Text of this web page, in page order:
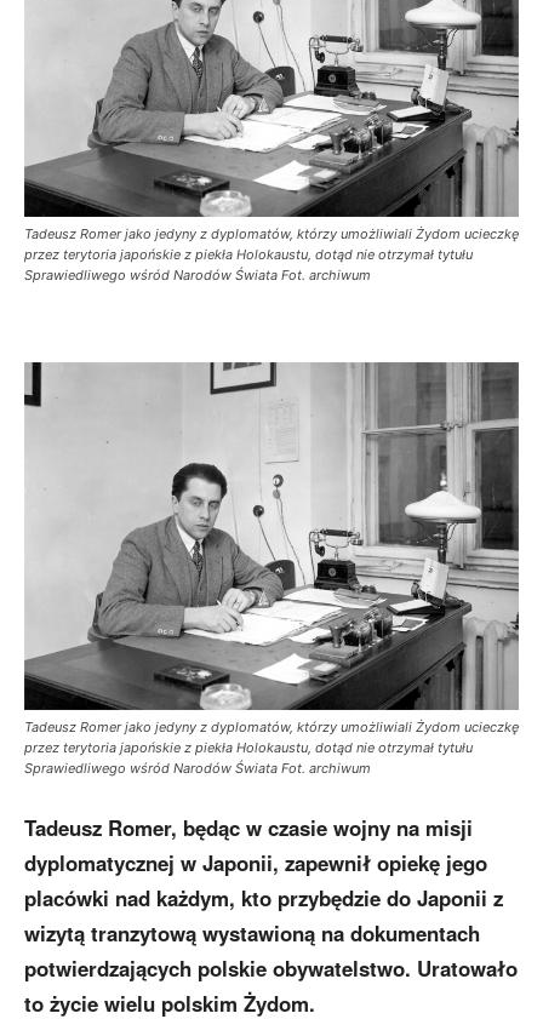
Tadeusz Romer jako jedyny z dyplomatów, którzy umożliwiali Żydom ucieczkę
przez terytoria japońskie z piekła Holokaustu, dotąd nie otrzymał tytułu
Sprawiedliwego wśród Narodów Świata Fot. archiwum
Tadeusz Romer jako jedyny z dyplomatów, którzy umożliwiali Żydom ucieczkę
przez terytoria japońskie z piekła Holokaustu, dotąd nie otrzymał tytułu
Sprawiedliwego wśród Narodów Świata Fot. archiwum
Tadeusz Romer, będąc w czasie wojny na misji
dyplomatycznej w Japonii, zapewnił opiekę jego
placówki nad każdym, kto przybędzie do Japonii z
wizytą tranzytową wystawioną na dokumentach
potwierdzających polskie obywatelstwo. Uratowało
to życie wielu polskim Żydom.